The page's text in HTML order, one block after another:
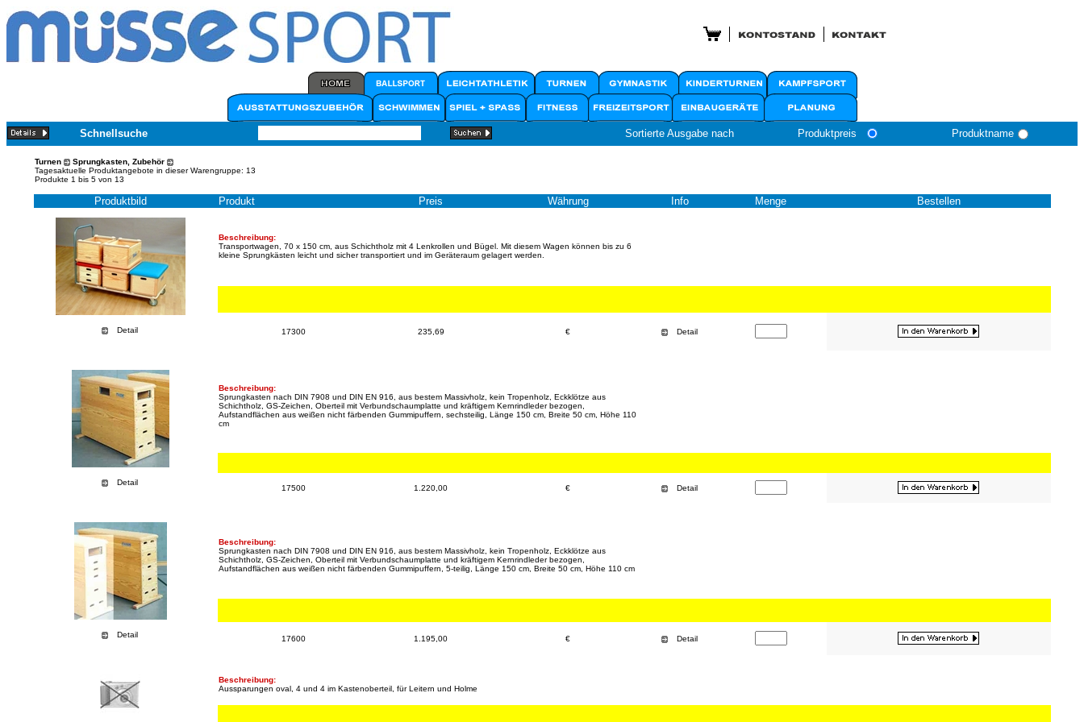
Schnellsuche Sortierte Ausgabe nach Produktpreis Produktname
Turnen
Sprungkasten, Zubehör
Tagesaktuelle Produktangebote in dieser Warengruppe: 13
Produkte 1 bis 5 von 13
Produktbild Produkt Preis Währung Info Menge Bestellen
Detail
Beschreibung:
Transportwagen, 70 x 150 cm, aus Schichtholz mit 4 Lenkrollen und Bügel. Mit diesem Wagen können bis zu 6
kleine Sprungkästen leicht und sicher transportiert und im Geräteraum gelagert werden.
17300 235,69 € Detail
Detail
Beschreibung:
Sprungkasten nach DIN 7908 und DIN EN 916, aus bestem Massivholz, kein Tropenholz, Eckklötze aus
Schichtholz, GS-Zeichen, Oberteil mit Verbundschaumplatte und kräftigem Kernrindleder bezogen,
Aufstandflächen aus weißen nicht färbenden Gummipuffern, sechsteilig, Länge 150 cm, Breite 50 cm, Höhe 110
cm
17500 1.220,00 € Detail
Detail
Beschreibung:
Sprungkasten nach DIN 7908 und DIN EN 916, aus bestem Massivholz, kein Tropenholz, Eckklötze aus
Schichtholz, GS-Zeichen, Oberteil mit Verbundschaumplatte und kräftigem Kernrindleder bezogen,
Aufstandflächen aus weißen nicht färbenden Gummipuffern, 5-teilig, Länge 150 cm, Breite 50 cm, Höhe 110 cm
17600 1.195,00 € Detail
Beschreibung:
Aussparungen oval, 4 und 4 im Kastenoberteil, für Leitern und Holme